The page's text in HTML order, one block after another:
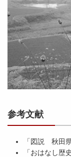
参考文献
「図説 秋田
「おはなし歴